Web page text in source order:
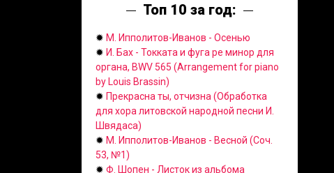
Топ 10 за год:
✹ М. Ипполитов-Иванов - Осенью
✹ И. Бах - Токката и фуга ре минор для
органа, BWV 565 (Arrangement for piano
by Louis Brassin)
✹ Прекрасна ты, отчизна (Обработка
для хора литовской народной песни И.
Швядаса)
✹ М. Ипполитов-Иванов - Весной (Соч.
53, №1)
✹ Ф. Шопен - Листок из альбома